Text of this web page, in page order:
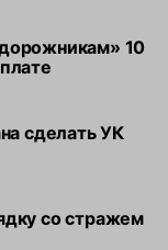
10
сделать УК
со стражем